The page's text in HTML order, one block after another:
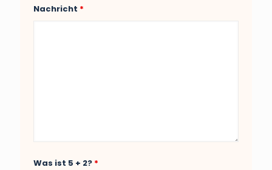
Nachricht *
Was ist 5 + 2? *